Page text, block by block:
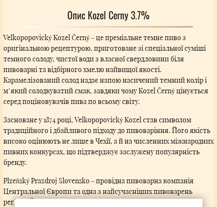
Опис Kozel Cerny 3.7%
Velkopopovický Kozel Černý – це преміальне темне пиво з
оригінальною рецептурою, приготоване зі спеціальної суміші
темного солоду, чистої води з власної свердловини біля
пивоварні та відбірного хмелю найвищої якості.
Карамелізований солод надає напою насичений темний колір і
м’який солодкуватий смак, завдяки чому Kozel Černý цінується
серед поціновувачів пива по всьому світу.
Засноване у 1874 році, Velkopopovický Kozel став символом
традиційного і дбайливого підходу до пивоваріння. Його якість
високо оцінюють не лише в Чехії, а й на численних міжнародних
пивних конкурсах, що підтверджує заслужену популярність
бренду.
Plzeňský Prazdroj Slovensko – провідна пивоварна компанія
Центральної Європи та одна з найсучасніших пивоварень
регіону. Її портфоліо включає відомі бренди, що щороку